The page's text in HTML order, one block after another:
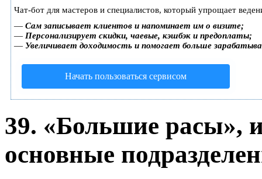
Чат-бот для мастеров и специалистов, который упрощает
— Сам записывает клиентов и напоминает им о визите;
— Персонализирует скидки, чаевые, кэшбэк и предоплаты;
— Увеличивает доходимость и помогает больше
Начать пользоваться сервисом
39. «Большие расы»,
основные